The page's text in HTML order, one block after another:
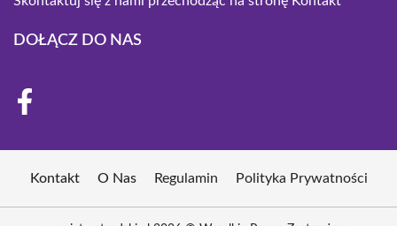
DOŁĄCZ DO NAS
Kontakt O Nas Regulamin Polityka Prywatności